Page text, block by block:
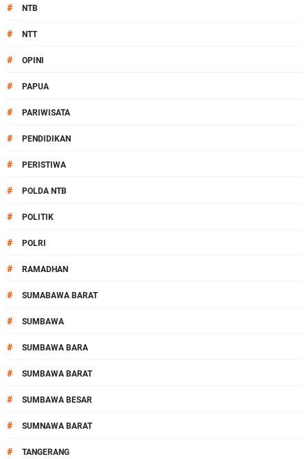
# NTB
# NTT
# OPINI
# PAPUA
# PARIWISATA
# PENDIDIKAN
# PERISTIWA
# POLDA NTB
# POLITIK
# POLRI
# RAMADHAN
# SUMABAWA BARAT
# SUMBAWA
# SUMBAWA BARA
# SUMBAWA BARAT
# SUMBAWA BESAR
# SUMNAWA BARAT
# TANGERANG